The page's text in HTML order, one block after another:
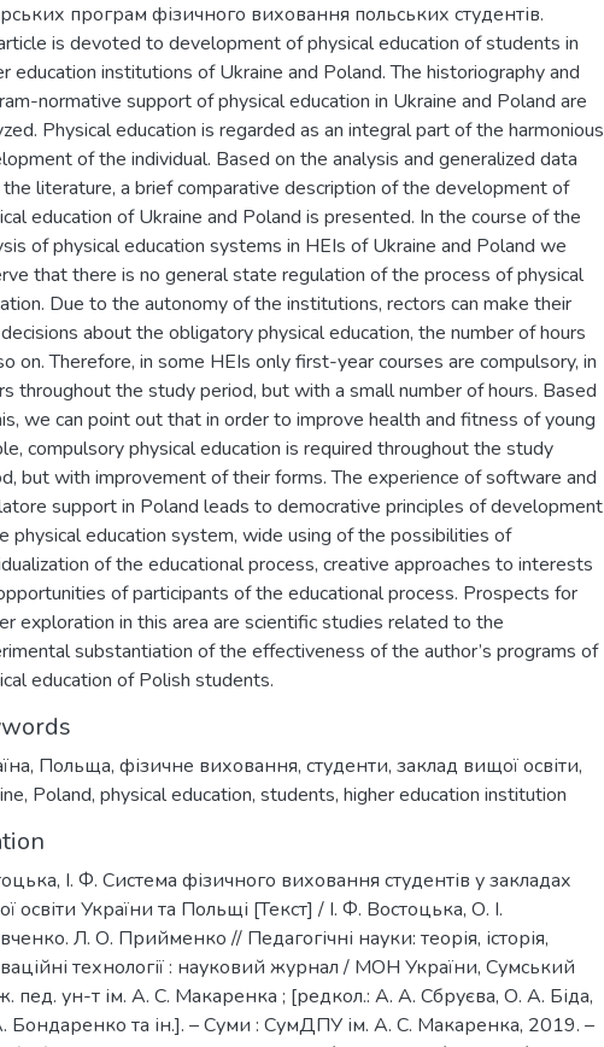
програм фізичного виховання польських студентів.
is devoted to development of physical education of students in
education institutions of Ukraine and Poland. The historiography and
normative support of physical education in Ukraine and Poland are
Physical education is regarded as an integral part of the harmonious
of the individual. Based on the analysis and generalized data
literature, a brief comparative description of the development of
education of Ukraine and Poland is presented. In the course of the
of physical education systems in HEIs of Ukraine and Poland we
that there is no general state regulation of the process of physical
Due to the autonomy of the institutions, rectors can make their
about the obligatory physical education, the number of hours
on. Therefore, in some HEIs only first-year courses are compulsory, in
throughout the study period, but with a small number of hours. Based
we can point out that in order to improve health and fitness of young
compulsory physical education is required throughout the study
but with improvement of their forms. The experience of software and
support in Poland leads to democrative principles of development
physical education system, wide using of the possibilities of
of the educational process, creative approaches to interests
of participants of the educational process. Prospects for
exploration in this area are scientific studies related to the
substantiation of the effectiveness of the author’s programs of
education of Polish students.
, Польща, фізичне виховання, студенти, заклад вищої освіти,
, Poland, physical education, students, higher education institution
І. Ф. Система фізичного виховання студентів у закладах
освіти України та Польщі [Текст] / І. Ф. Востоцька, О. І.
Л. О. Прийменко // Педагогічні науки: теорія, історія,
технології : науковий журнал / МОН України, Сумський
пед. ун-т ім. А. С. Макаренка ; [редкол.: А. А. Сбруєва, О. А. Біда,
Бондаренко та ін.]. – Суми : СумДПУ ім. А. С. Макаренка, 2019. –